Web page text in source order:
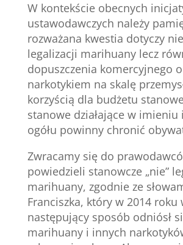
W kontekście obecnych
ustawodawczych należy
rozważana kwestia dotyczy
legalizacji marihuany lecz
dopuszczenia komercyjnego
narkotykiem na skalę
korzyścią dla budżetu
stanowe działające w imieniu
ogółu powinny chronić
Zwracamy się do
powiedzieli stanowcze „nie”
marihuany, zgodnie ze
Franciszka, który w 2014 roku
następujący sposób odniósł
marihuany i innych